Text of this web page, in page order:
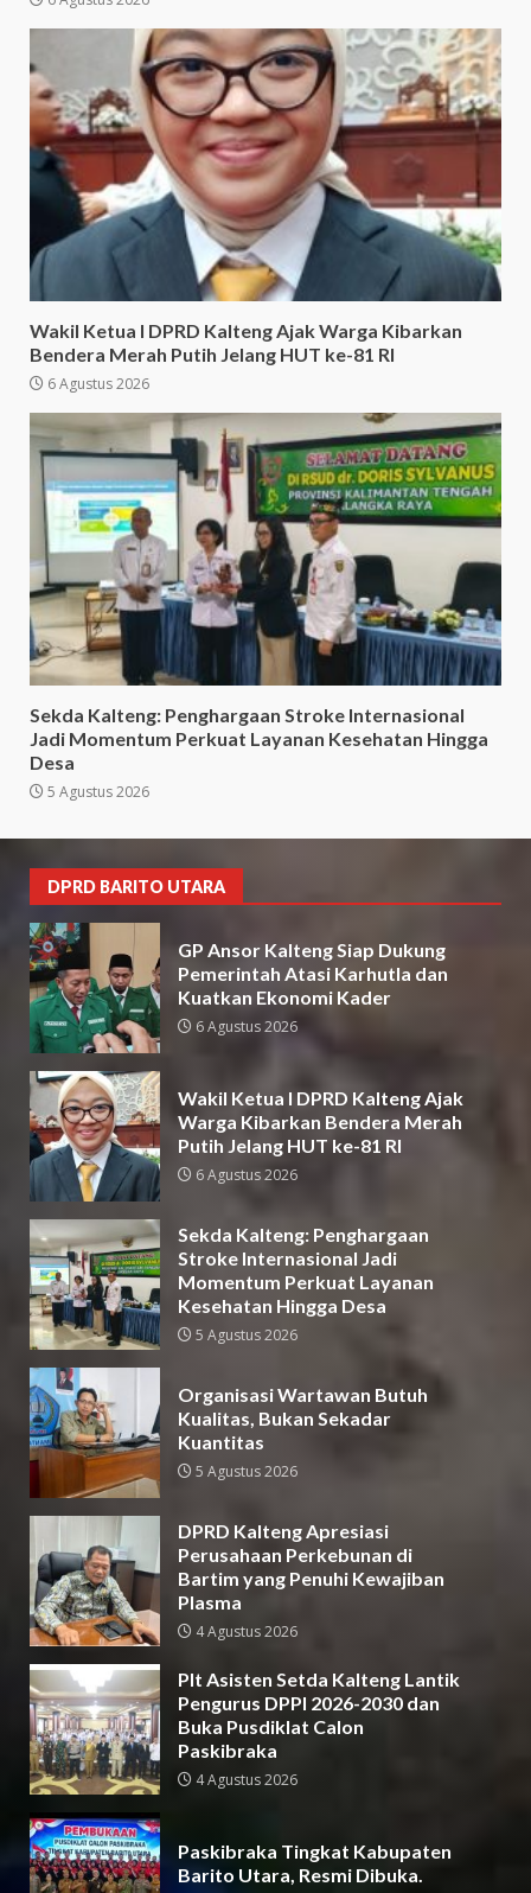
Wakil Ketua I DPRD Kalteng Ajak Warga Kibarkan
Bendera Merah Putih Jelang HUT ke-81 RI
6 Agustus 2026
Sekda Kalteng: Penghargaan Stroke Internasional
Jadi Momentum Perkuat Layanan Kesehatan Hingga
Desa
5 Agustus 2026
DPRD BARITO UTARA
GP Ansor Kalteng Siap Dukung
Pemerintah Atasi Karhutla dan
Kuatkan Ekonomi Kader
6 Agustus 2026
Wakil Ketua I DPRD Kalteng Ajak
Warga Kibarkan Bendera Merah
Putih Jelang HUT ke-81 RI
6 Agustus 2026
Sekda Kalteng: Penghargaan
Stroke Internasional Jadi
Momentum Perkuat Layanan
Kesehatan Hingga Desa
5 Agustus 2026
Organisasi Wartawan Butuh
Kualitas, Bukan Sekadar
Kuantitas
5 Agustus 2026
DPRD Kalteng Apresiasi
Perusahaan Perkebunan di
Bartim yang Penuhi Kewajiban
Plasma
4 Agustus 2026
Plt Asisten Setda Kalteng Lantik
Pengurus DPPI 2026-2030 dan
Buka Pusdiklat Calon
Paskibraka
4 Agustus 2026
Paskibraka Tingkat Kabupaten
Barito Utara, Resmi Dibuka.